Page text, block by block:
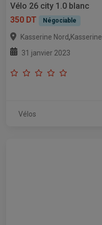
Vélo 26 city 1.0 blanc
350 DT
Négociable
Kasserine Nord,Kasserine
31 janvier 2023
Vélos